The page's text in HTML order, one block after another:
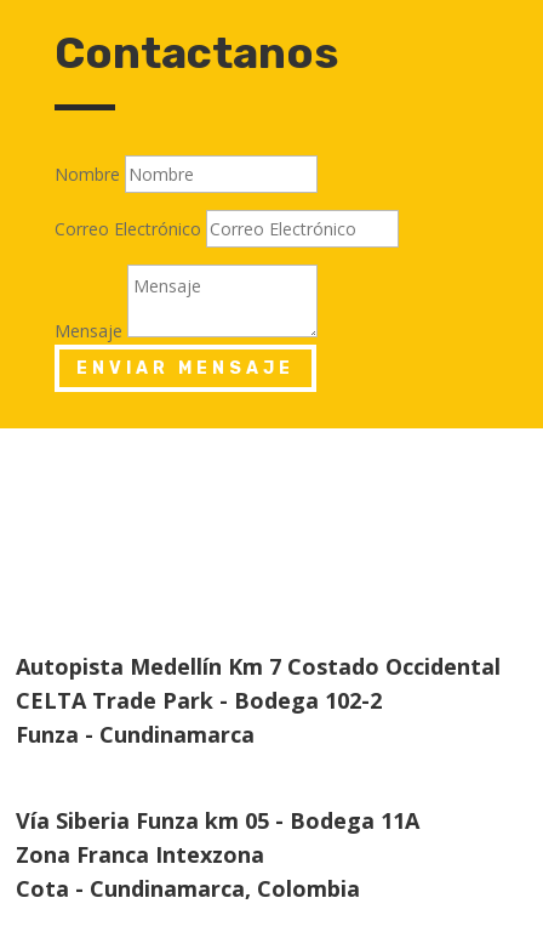
Contactanos
Nombre
Correo Electrónico
Mensaje
ENVIAR MENSAJE
Autopista Medellín Km 7 Costado Occidental
CELTA Trade Park - Bodega 102-2
Funza - Cundinamarca
Vía Siberia Funza km 05 - Bodega 11A
Zona Franca Intexzona
Cota - Cundinamarca, Colombia